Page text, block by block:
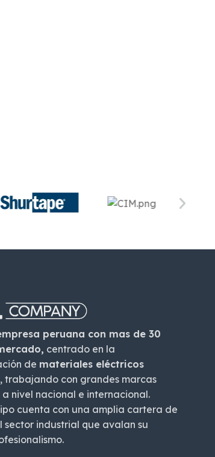
peruana con mas de 30
centrado en la
de materiales eléctricos
, trabajando con grandes marcas
nivel nacional e internacional.
cuenta con una amplia cartera de
sector industrial que avalan su